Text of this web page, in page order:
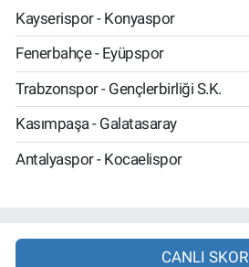
Kayserispor - Konyaspor
Fenerbahçe - Eyüpspor
Trabzonspor - Gençlerbirliği S.K.
Kasımpaşa - Galatasaray
Antalyaspor - Kocaelispor
CANLI SKOR